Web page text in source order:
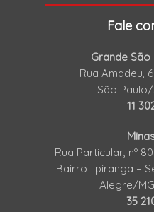
Fale
Grande São
Rua Amadeu,
São
11
Rua Particular, nº
Bairro Ipiranga –
Alegre/
35